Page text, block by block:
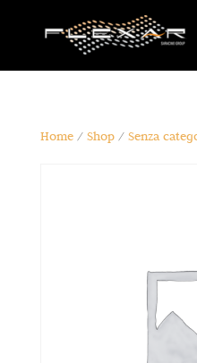
Home/ Shop/ Senza